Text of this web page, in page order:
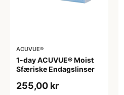
ACUVUE®
1-day ACUVUE® Moist
Sfæriske Endagslinser
255,00 kr